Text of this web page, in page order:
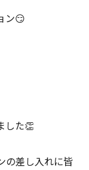
ン😏
した👏
の差し入れに皆